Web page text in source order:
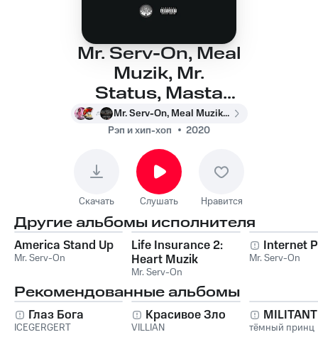
Mr. Serv-On, Meal
Muzik, Mr.
Status, Masta
Mynd, Mr. Serv-On
feat. Meal Muzik, Mr.
Status, Masta Mynd -
Play Your Position
Mr. Serv-On, Meal Muzik, Mr. Status, Masta Mynd, Mr. Serv-On feat. Meal Muzik, Mr. Status, Masta Mynd
Рэп и хип-хоп
2020
Скачать Слушать Нравится
Другие альбомы исполнителя
America Stand Up
Mr. Serv-On
Life Insurance 2:
Heart Muzik
Mr. Serv-On
Internet
Mr. Serv-On
Рекомендованные альбомы
Глаз Бога
ICEGERGERT
Красивое Зло
VILLIAN тёмный принц